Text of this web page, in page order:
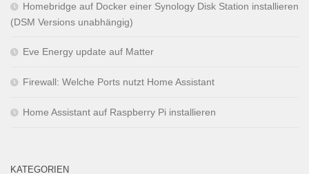
Homebridge auf Docker einer Synology Disk Station installieren
(DSM Versions unabhängig)
Eve Energy update auf Matter
Firewall: Welche Ports nutzt Home Assistant
Home Assistant auf Raspberry Pi installieren
KATEGORIEN